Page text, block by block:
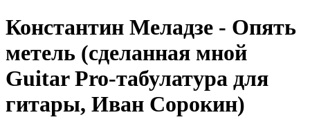
Константин Меладзе - Опять
метель (сделанная мной
Guitar Pro-табулатура для
гитары, Иван Сорокин)